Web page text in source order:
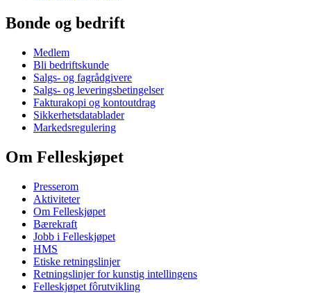
Bonde og bedrift
Medlem
Bli bedriftskunde
Salgs- og fagrådgivere
Salgs- og leveringsbetingelser
Fakturakopi og kontoutdrag
Sikkerhetsdatablader
Markedsregulering
Om Felleskjøpet
Presserom
Aktiviteter
Om Felleskjøpet
Bærekraft
Jobb i Felleskjøpet
HMS
Etiske retningslinjer
Retningslinjer for kunstig intellingens
Felleskjøpet fôrutvikling